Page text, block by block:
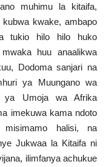
muhimu la kitaifa,
kwake, ambapo
tukio hilo hilo huko
huu anaalikwa
Dodoma sanjari na
ya Muungano wa
ya Umoja wa Afrika
imekuwa kama ndoto
halisi, na
Jukwaa la Kitaifa ni
ilimfanya achukue